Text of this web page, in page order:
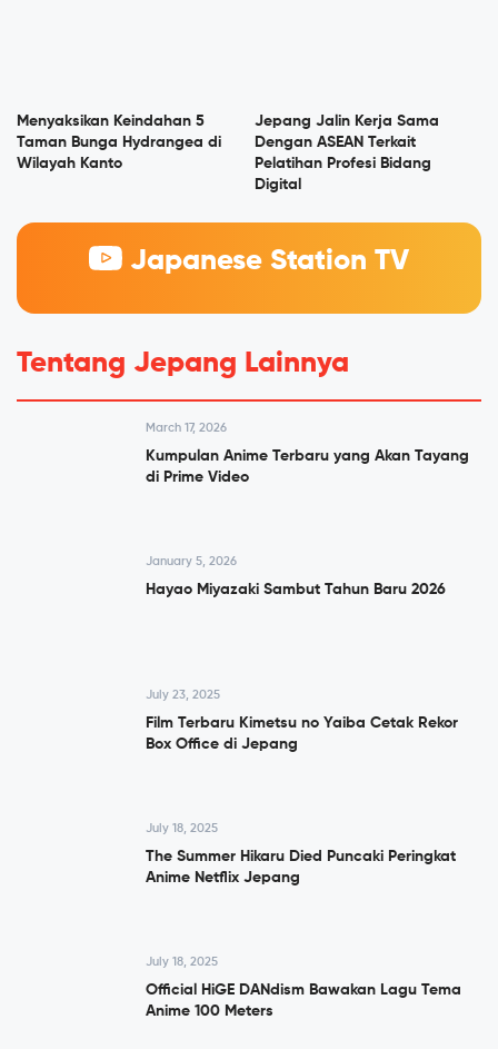
Menyaksikan Keindahan 5
Taman Bunga Hydrangea di
Wilayah Kanto
Jepang Jalin Kerja Sama
Dengan ASEAN Terkait
Pelatihan Profesi Bidang
Digital
Japanese Station TV
Tentang Jepang Lainnya
March 17, 2026
Kumpulan Anime Terbaru yang Akan Tayang
di Prime Video
January 5, 2026
Hayao Miyazaki Sambut Tahun Baru 2026
July 23, 2025
Film Terbaru Kimetsu no Yaiba Cetak Rekor
Box Office di Jepang
July 18, 2025
The Summer Hikaru Died Puncaki Peringkat
Anime Netflix Jepang
July 18, 2025
Official HiGE DANdism Bawakan Lagu Tema
Anime 100 Meters